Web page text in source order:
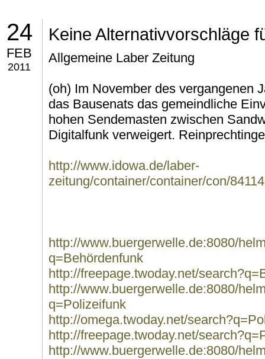
24
FEB
2011
Keine Alternativvorschläge
Allgemeine Laber Zeitung
(oh) Im November des vergangenen
das Bausenats das gemeindliche
hohen Sendemasten zwischen
Digitalfunk verweigert.
http://www.idowa.de/laber-
zeitung/container/container/con/
http://www.buergerwelle.de:8080/
q=Behördenfunk
http://freepage.twoday.net/
http://www.buergerwelle.de:8080/
q=Polizeifunk
http://omega.twoday.net/
http://freepage.twoday.net/
http://www.buergerwelle.de:8080/